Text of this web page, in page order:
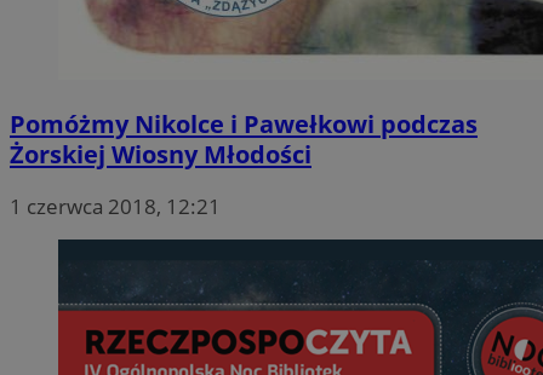
Pomóżmy Nikolce i Pawełkowi podczas
Żorskiej Wiosny Młodości
1 czerwca 2018, 12:21